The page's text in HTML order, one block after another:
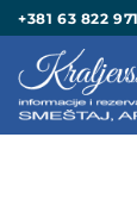
Preskoči
na
sadržaj
+381 63 822